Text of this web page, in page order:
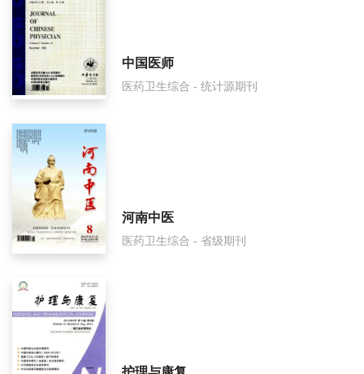
中国医师
医药卫生综合 - 统计源期刊
河南中医
医药卫生综合 - 省级期刊